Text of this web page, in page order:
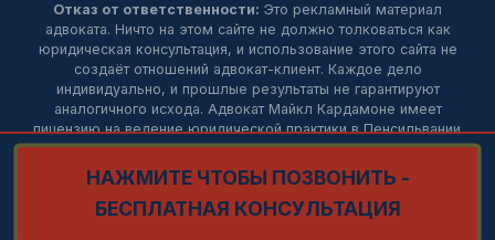
Отказ от ответственности: Это рекламный материал
адвоката. Ничто на этом сайте не должно толковаться как
юридическая консультация, и использование этого сайта не
создаёт отношений адвокат-клиент. Каждое дело
индивидуально, и прошлые результаты не гарантируют
аналогичного исхода. Адвокат Майкл Кардамоне имеет
лицензию на ведение юридической практики в Пенсильвании.
НАЖМИТЕ ЧТОБЫ ПОЗВОНИТЬ -
БЕСПЛАТНАЯ КОНСУЛЬТАЦИЯ